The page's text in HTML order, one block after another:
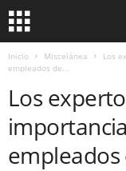
Inicio Miscelánea
Los
empleados de...
Los
empleados